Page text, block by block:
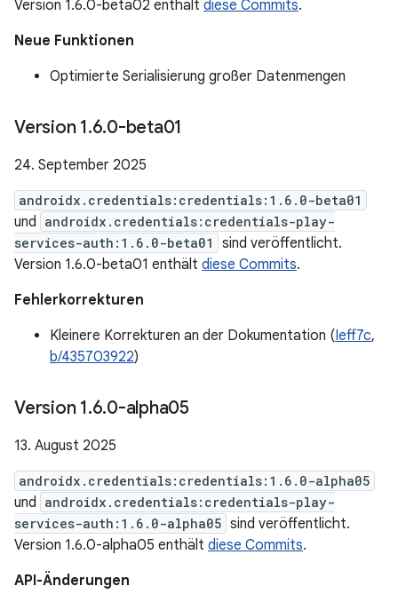
Version 1.6.0-beta02 enthält diese Commits.
Neue Funktionen
Optimierte Serialisierung großer Datenmengen
Version 1.6.0-beta01
24. September 2025
androidx.credentials:credentials:1.6.0-beta01
und androidx.credentials:credentials-play-
services-auth:1.6.0-beta01
sind veröffentlicht.
Version 1.6.0-beta01 enthält diese Commits.
Fehlerkorrekturen
Kleinere Korrekturen an der Dokumentation (Ieff7c,
b/435703922)
Version 1.6.0-alpha05
13. August 2025
androidx.credentials:credentials:1.6.0-alpha05
und androidx.credentials:credentials-play-
services-auth:1.6.0-alpha05 sind veröffentlicht.
Version 1.6.0-alpha05 enthält diese Commits.
API-Änderungen